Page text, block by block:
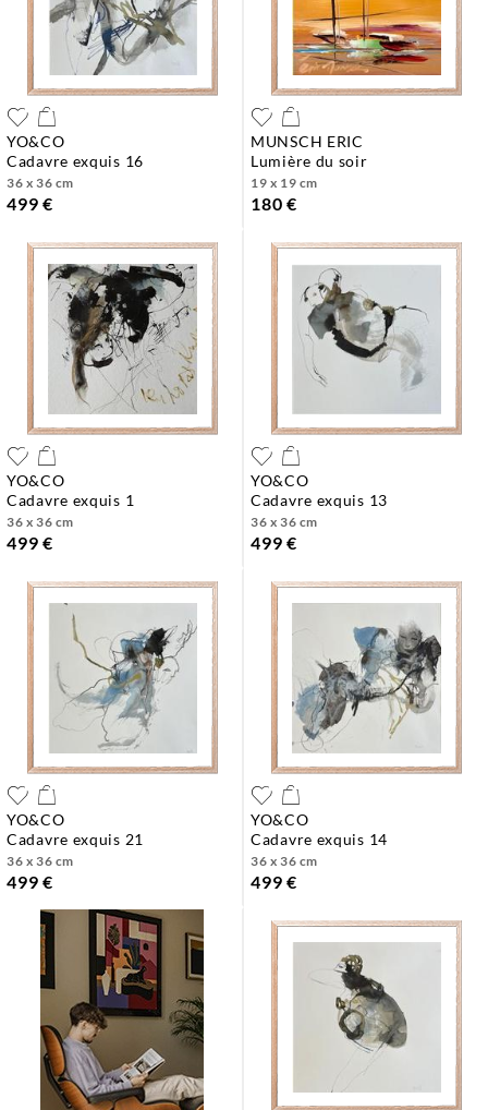
YO&CO
cadavre exquis 16
36 x 36 cm
499 €
MUNSCH ERIC
lumière du soir
19 x 19 cm
180 €
YO&CO
cadavre exquis 1
36 x 36 cm
499 €
YO&CO
cadavre exquis 13
36 x 36 cm
499 €
YO&CO
cadavre exquis 21
36 x 36 cm
499 €
YO&CO
cadavre exquis 14
36 x 36 cm
499 €